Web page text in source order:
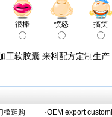
很棒 愤怒 搞笑
工软胶囊 来料配方定制生产
槛逛购 ·OEM export